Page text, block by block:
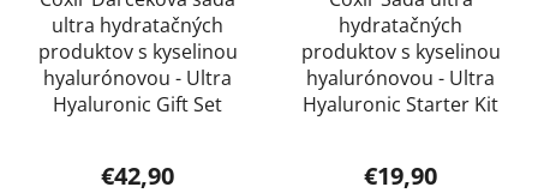
ultra hydratačných
produktov s kyselinou
hyalurónovou - Ultra
Hyaluronic Gift Set
€42,90
hydratačných
produktov s kyselinou
hyalurónovou - Ultra
Hyaluronic Starter Kit
€19,90